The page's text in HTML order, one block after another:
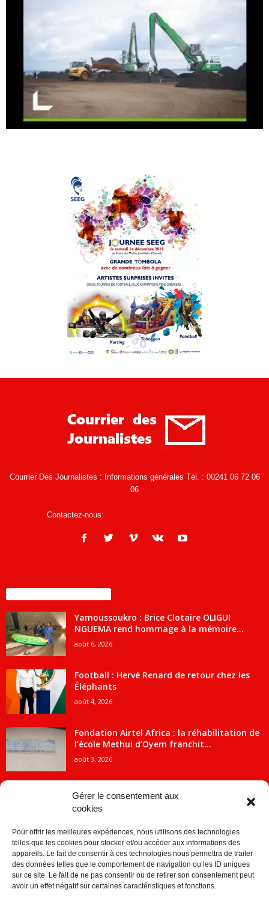
Gérer le consentement aux
cookies
Pour offrir les meilleures expériences, nous utilisons des technologies
telles que les cookies pour stocker et/ou accéder aux informations des
appareils. Le fait de consentir à ces technologies nous permettra de traiter
des données telles que le comportement de navigation ou les ID uniques
sur ce site. Le fait de ne pas consentir ou de retirer son consentement peut
avoir un effet négatif sur certaines caractéristiques et fonctions.
Courrier Des Journalistes : Informations générales Tél. : 00241 06 72 06
06
Contactez-nous:
Yamoussoukro : Brice Clotaire OLIGUI
NGUEMA rend hommage à la mémoire...
août 6, 2026
Football : Hervé Renard de retour chez les
Éléphants
août 4, 2026
Fondation Airtel Africa : la réhabilitation de
l’école Methui d’Oyem franchit...
août 3, 2026
CATÉGORIE POPULAIRE
ACTUALITES
Economie 2091
1840
Société